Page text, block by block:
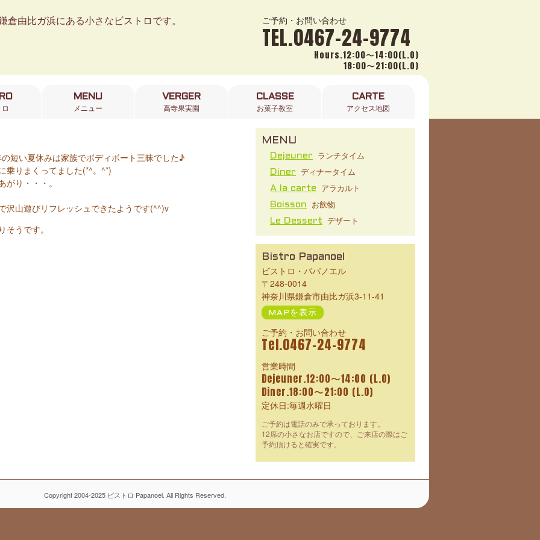
倉由比ガ浜にある小さなビストロです。 ご予約・お問い合わせ
TEL.0467-24-9774
Hours.12:00〜14:00(L.O)
18:00〜21:00(L.O)
MENU
メニュー
VERGER
高寺果実園
CLASSE
お菓子教室
CARTE
アクセス地図
短い夏休みは家族でボディボート三昧でした♪
乗りまくってました(*^。^*)
り・・・。
沢山遊びリフレッシュできたようです(^^)v
うです。
MENU
Dejeuner ランチタイム
Diner ディナータイム
A la carte アラカルト
Boisson お飲物
Le Dessert デザート
Bistro Papanoel
ビストロ・パパノエル
〒248-0014
神奈川県鎌倉市由比ガ浜3-11-41
MAPを表示
ご予約・お問い合わせ
Tel.0467-24-9774
営業時間
Dejeuner.12:00〜14:00 (L.O)
Diner.18:00〜21:00 (L.O)
定休日:毎週水曜日
ご予約は電話のみで承っております。
12席の小さなお店ですので、ご来店の際はご
予約頂けると確実です。
Copyright 2004-2025 ビストロ Papanoel. All Rights Reserved.